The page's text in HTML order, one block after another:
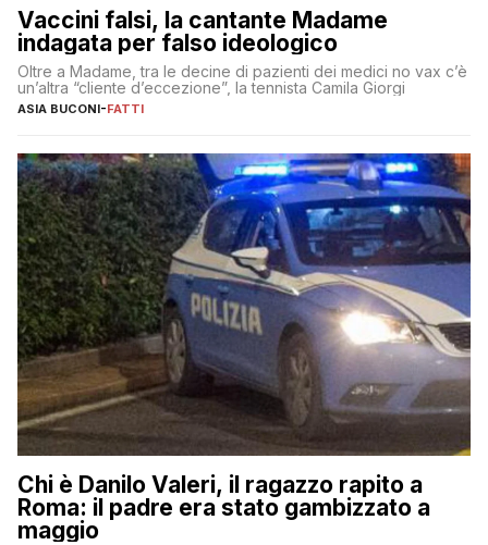
Vaccini falsi, la cantante Madame
indagata per falso ideologico
Oltre a Madame, tra le decine di pazienti dei medici no vax c’è
un’altra “cliente d’eccezione”, la tennista Camila Giorgi
ASIA BUCONI-FATTI
Chi è Danilo Valeri, il ragazzo rapito a
Roma: il padre era stato gambizzato a
maggio